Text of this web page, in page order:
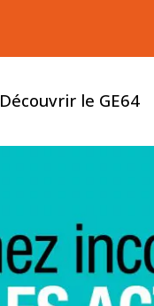
Découvrir le GE64